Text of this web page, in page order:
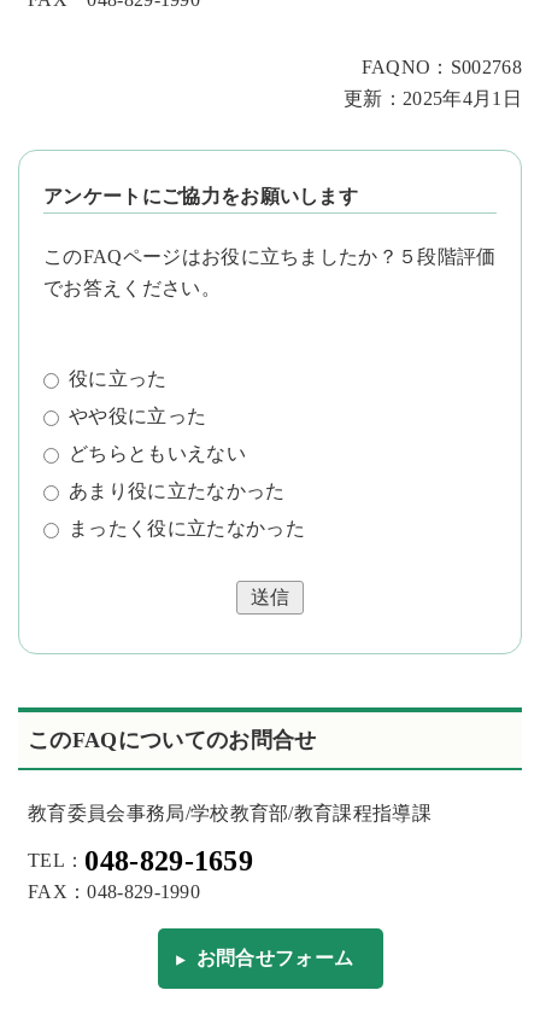
FAQNO：S002768
更新：2025年4月1日
アンケートにご協力をお願いします
このFAQページはお役に立ちましたか？５段階評価
でお答えください。
役に立った
やや役に立った
どちらともいえない
あまり役に立たなかった
まったく役に立たなかった
送信
このFAQについてのお問合せ
教育委員会事務局/学校教育部/教育課程指導課
TEL： 048-829-1659
FAX：048-829-1990
お問合せフォーム